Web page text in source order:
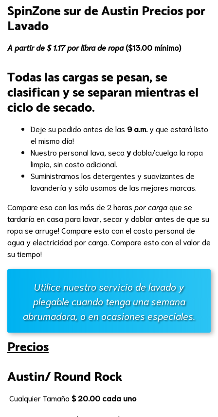
SpinZone sur de Austin Precios por
Lavado
A partir de $ 1.17 por libra de ropa ($13.00 mínimo)
Todas las cargas se pesan, se
clasifican y se separan mientras el
ciclo de secado.
Deje su pedido antes de las 9 a.m. y que estará listo
el mismo día!
Nuestro personal lava, secaydobla/cuelga la ropa
limpia, sin costo adicional.
Suministramos los detergentes y suavizantes de
lavandería y sólo usamos de las mejores marcas.
Compare eso con las más de 2 horas por cargaque se
tardaría en casa para lavar, secar y doblar antes de que su
ropa se arruge! Compare esto con el costo personal de
agua y electricidad por carga. Compare esto con el valor de
su tiempo!
Utilice nuestro servicio de lavado y
plegable cuando tenga una semana
abrumadora, o en ocasiones especiales.
Precios
Austin/ Round Rock
Cualquier Tamaño $ 20.00 cada uno